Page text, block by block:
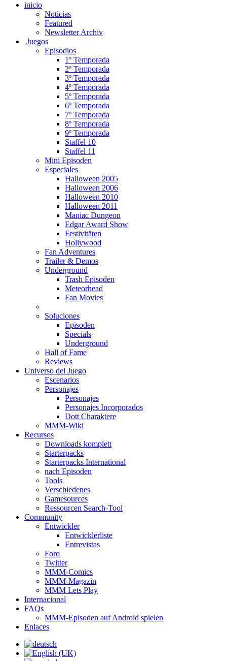
inicio
Noticias
Featured
Newsletter Archiv
Juegos
Episodios
1º Temporada
2º Temporada
3º Temporada
4º Temporada
5º Temporada
6º Temporada
7º Temporada
8º Temporada
9º Temporada
Staffel 10
Staffel 11
Mini Episoden
Especiales
Halloween 2005
Halloween 2006
Halloween 2010
Halloween 2011
Maniac Dungeon
Edgar Award Show
Festivitäten
Hollywood
Fan Adventures
Trailer & Demos
Underground
Trash Episoden
Meteorhead
Fan Movies
Soluciones
Episoden
Specials
Underground
Hall of Fame
Reviews
Universo del Juego
Escenarios
Personajes
Personajes
Personajes Incorporados
Dott Charaktere
MMM-Wiki
Recursos
Downloads komplett
Starterpacks
Starterpacks International
nach Episoden
Tools
Verschiedenes
Gamesources
Ressourcen Search-Tool
Community
Entwickler
Entwicklerliste
Entrevistas
Foro
Twitter
MMM-Comics
MMM-Magazin
MMM Lets Play
Internacional
FAQs
MMM-Episoden auf Android spielen
Enlaces